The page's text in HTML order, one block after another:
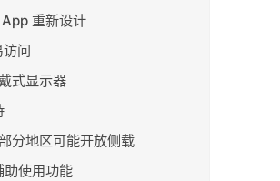
重新设计
问
式显示器
分地区可能开放侧载
助使用功能